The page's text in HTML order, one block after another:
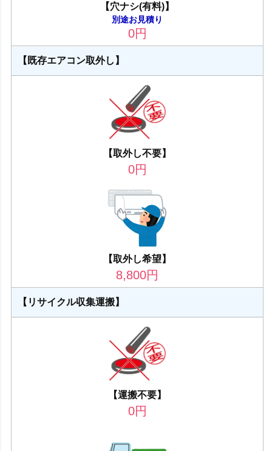
【穴ナシ(有料)】
別途お見積り
0円
【既存エアコン取外し】
【取外し不要】
0円
【取外し希望】
8,800円
【リサイクル収集運搬】
【運搬不要】
0円